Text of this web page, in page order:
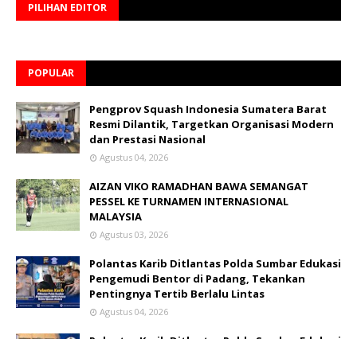
PILIHAN EDITOR
POPULAR
Pengprov Squash Indonesia Sumatera Barat
Resmi Dilantik, Targetkan Organisasi Modern
dan Prestasi Nasional
Agustus 04, 2026
AIZAN VIKO RAMADHAN BAWA SEMANGAT
PESSEL KE TURNAMEN INTERNASIONAL
MALAYSIA
Agustus 03, 2026
Polantas Karib Ditlantas Polda Sumbar Edukasi
Pengemudi Bentor di Padang, Tekankan
Pentingnya Tertib Berlalu Lintas
Agustus 04, 2026